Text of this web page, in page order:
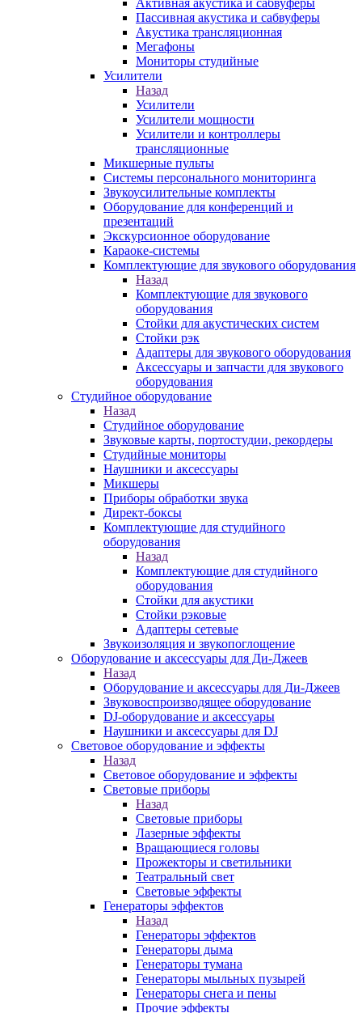
Активная акустика и сабвуферы
Пассивная акустика и сабвуферы
Акустика трансляционная
Мегафоны
Мониторы студийные
Усилители
Назад
Усилители
Усилители мощности
Усилители и контроллеры
трансляционные
Микшерные пульты
Системы персонального мониторинга
Звукоусилительные комплекты
Оборудование для конференций и
презентаций
Экскурсионное оборудование
Караоке-системы
Комплектующие для звукового оборудования
Назад
Комплектующие для звукового
оборудования
Стойки для акустических систем
Стойки рэк
Адаптеры для звукового оборудования
Аксессуары и запчасти для звукового
оборудования
Студийное оборудование
Назад
Студийное оборудование
Звуковые карты, портостудии, рекордеры
Студийные мониторы
Наушники и аксессуары
Микшеры
Приборы обработки звука
Директ-боксы
Комплектующие для студийного
оборудования
Назад
Комплектующие для студийного
оборудования
Стойки для акустики
Стойки рэковые
Адаптеры сетевые
Звукоизоляция и звукопоглощение
Оборудование и аксессуары для Ди-Джеев
Назад
Оборудование и аксессуары для Ди-Джеев
Звуковоспроизводящее оборудование
DJ-оборудование и аксессуары
Наушники и аксессуары для DJ
Световое оборудование и эффекты
Назад
Световое оборудование и эффекты
Световые приборы
Назад
Световые приборы
Лазерные эффекты
Вращающиеся головы
Прожекторы и светильники
Театральный свет
Световые эффекты
Генераторы эффектов
Назад
Генераторы эффектов
Генераторы дыма
Генераторы тумана
Генераторы мыльных пузырей
Генераторы снега и пены
Прочие эффекты